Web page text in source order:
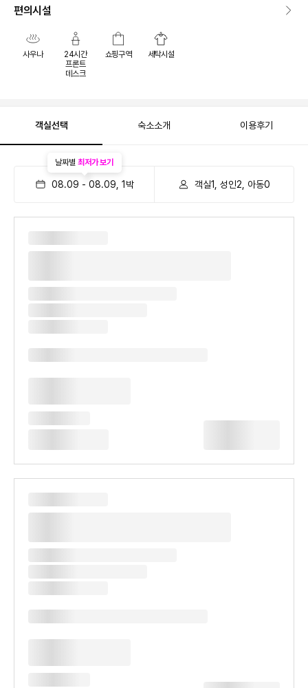
편의시설
사우나
24시간
프론트
데스크
쇼핑구역 세탁시설
객실선택 숙소소개 이용후기
08.09 - 08.09 1 박
날짜별 최저가 보기
객실1, 성인2, 아동0